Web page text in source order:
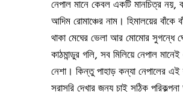
নেপাল মানে কেবল একটি মানচিত্র নয়,
আদিম রোমাঞ্চের নাম। হিমালয়ের বাঁকে
থাকা মেঘের ভেলা আর মোমোর সুগন্ধে
কাঠমান্ডুর গলি, সব মিলিয়ে নেপাল
নেশা। কিন্তু পাহাড় কন্যা নেপালের
সরাসরি দেখার জন্য চাই সঠিক